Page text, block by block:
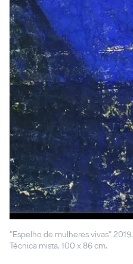
"Espelho de mulheres vivas" 2019.
Técnica mista, 100 x 86 cm.